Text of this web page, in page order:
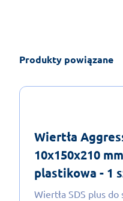
Produkty powiązane
Wiertła
10x150x210
plastikowa - 1
Wiertła SDS plus